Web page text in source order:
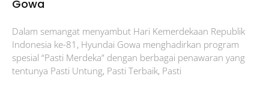
Gowa
Dalam semangat menyambut Hari Kemerdekaan Republik
Indonesia ke-81, Hyundai Gowa menghadirkan program
spesial “Pasti Merdeka” dengan berbagai penawaran yang
tentunya Pasti Untung, Pasti Terbaik, Pasti